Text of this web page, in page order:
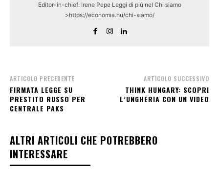
Editor-in-chief: Irene Pepe Leggi di piú nel Chi siamo
>https://economia.hu/chi-siamo/
ARTICOLO PRECEDENTE
FIRMATA LEGGE SU
PRESTITO RUSSO PER
CENTRALE PAKS
ARTICOLO SUCCESSIVO
THINK HUNGARY: SCOPRI
L’UNGHERIA CON UN VIDEO
ALTRI ARTICOLI CHE POTREBBERO
INTERESSARE